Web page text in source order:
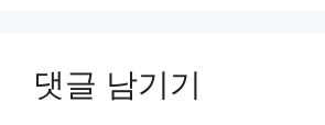
댓글 남기기